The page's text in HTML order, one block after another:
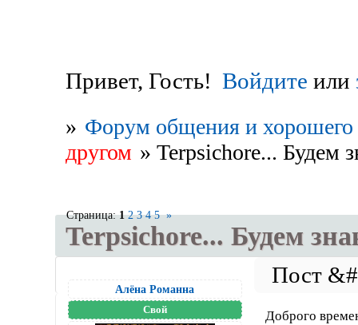
Привет, Гость! Войдите или
» Форум общения и хорошего
другом » Terpsichore... Будем
Terpsichore... Будем
Страница:1 2 3 4 5 »
Алёна Романна
Свой
Доброго